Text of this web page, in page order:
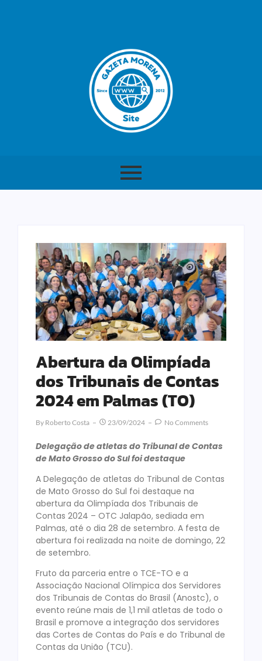
Abertura da Olimpíada
dos Tribunais de Contas
2024 em Palmas (TO)
By Roberto Costa 23/09/2024 No Comments
Delegação de atletas do Tribunal de Contas
de Mato Grosso do Sul foi destaque
A Delegação de atletas do Tribunal de Contas
de Mato Grosso do Sul foi destaque na
abertura da Olimpíada dos Tribunais de
Contas 2024 – OTC Jalapão, sediada em
Palmas, até o dia 28 de setembro. A festa de
abertura foi realizada na noite de domingo, 22
de setembro.
Fruto da parceria entre o TCE-TO e a
Associação Nacional Olímpica dos Servidores
dos Tribunais de Contas do Brasil (Anostc), o
evento reúne mais de 1,1 mil atletas de todo o
Brasil e promove a integração dos servidores
das Cortes de Contas do País e do Tribunal de
Contas da União (TCU).